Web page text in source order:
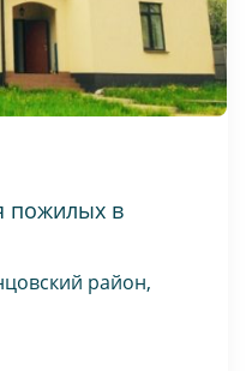
пожилых в
район,